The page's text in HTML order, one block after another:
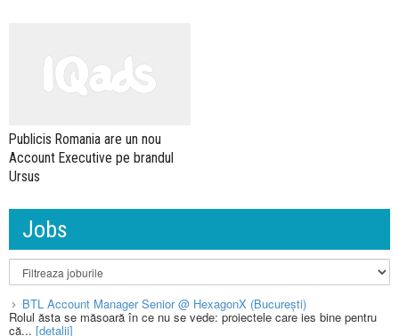
Publicis Romania are un nou
Account Executive pe brandul
Ursus
Jobs
BTL Account Manager Senior @ HexagonX (București)
Rolul ăsta se măsoară în ce nu se vede: proiectele care ies bine pentru
că... [detalii]